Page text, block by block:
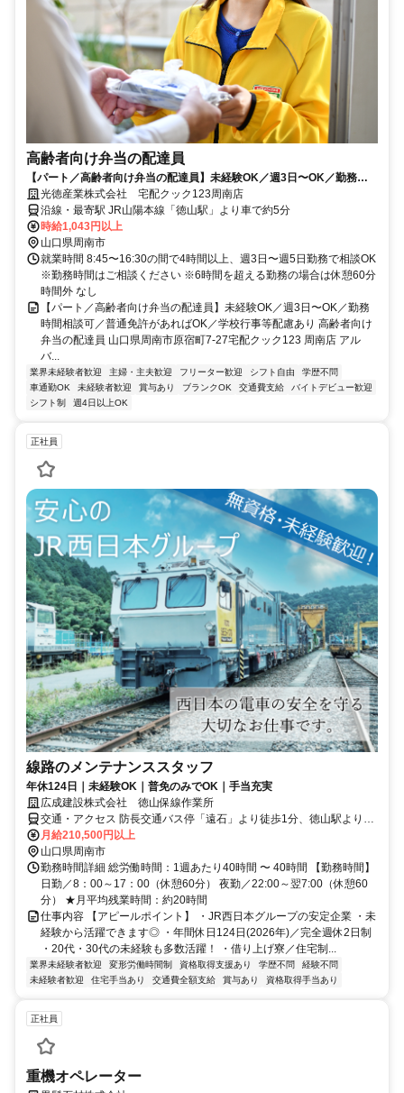
高齢者向け弁当の配達員
【パート／高齢者向け弁当の配達員】未経験OK／週3日〜OK／勤務時
間相談可／普通免許があればOK／学校行事等配慮あり
光徳産業株式会社 宅配クック123周南店
沿線・最寄駅 JR山陽本線「徳山駅」より車で約5分
時給1,043円以上
山口県周南市
就業時間 8:45〜16:30の間で4時間以上、週3日〜週5日勤務で相談OK
※勤務時間はご相談ください ※6時間を超える勤務の場合は休憩60分
時間外 なし
【パート／高齢者向け弁当の配達員】未経験OK／週3日〜OK／勤務
時間相談可／普通免許があればOK／学校行事等配慮あり 高齢者向け
弁当の配達員 山口県周南市原宿町7-27宅配クック123 周南店 アル
バ...
業界未経験者歓迎 主婦・主夫歓迎 フリーター歓迎 シフト自由
学歴不問
車通勤OK
未経験者歓迎 賞与あり ブランクOK 交通費支給
バイトデビュー歓迎
シフト制
週4日以上OK
正社員
線路のメンテナンススタッフ
年休124日｜未経験OK｜普免のみでOK｜手当充実
広成建設株式会社 徳山保線作業所
交通・アクセス 防長交通バス停「遠石」より徒歩1分、徳山駅より車
で約10分
月給210,500円以上
山口県周南市
勤務時間詳細 総労働時間：1週あたり40時間 〜 40時間 【勤務時間】
日勤／8：00～17：00（休憩60分） 夜勤／22:00～翌7:00（休憩60
分） ★月平均残業時間：約20時間
仕事内容 【アピールポイント】 ・JR西日本グループの安定企業 ・未
経験から活躍できます◎ ・年間休日124日(2026年)／完全週休2日制
・20代・30代の未経験も多数活躍！ ・借り上げ寮／住宅制...
業界未経験者歓迎 変形労働時間制 資格取得支援あり 学歴不問
経験不問
未経験者歓迎
住宅手当あり 交通費全額支給 賞与あり 資格取得手当あり
正社員
重機オペレーター